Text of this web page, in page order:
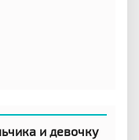
и девочку